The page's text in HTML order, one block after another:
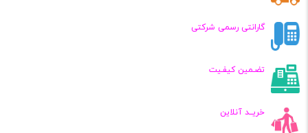
گارانتی رسمی شرکتی
تضـمین کیفـیت
خریــد آنلاین